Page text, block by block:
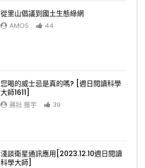
從里山倡議到國土生態綠網
AMOS 44
您喝的威士忌是真的嗎? [週日閱讀科學
大師1611]
蔣壯 振宇 39
淺談衛星通訊應用[2023.12.10週日閱讀
科學大師]